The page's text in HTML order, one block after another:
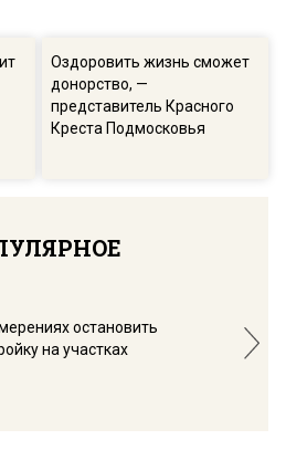
Оздоровить жизнь сможет
донорство, —
представитель Красного
Креста Подмосковья
остановить
на участках